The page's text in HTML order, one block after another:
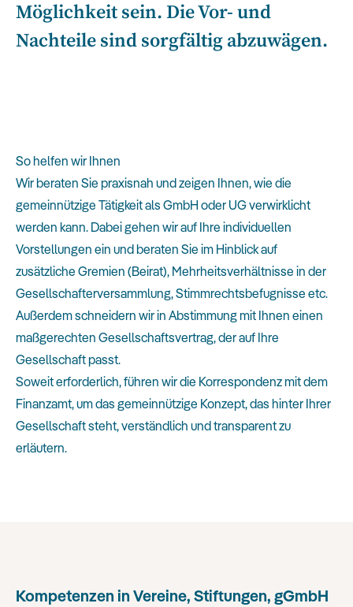
Möglichkeit sein. Die Vor- und
Nachteile sind sorgfältig abzuwägen.
So helfen wir Ihnen
Wir beraten Sie praxisnah und zeigen Ihnen, wie die
gemeinnützige Tätigkeit als GmbH oder UG verwirklicht
werden kann. Dabei gehen wir auf Ihre individuellen
Vorstellungen ein und beraten Sie im Hinblick auf
zusätzliche Gremien (Beirat), Mehrheitsverhältnisse in der
Gesellschafterversammlung, Stimmrechtsbefugnisse etc.
Außerdem schneidern wir in Abstimmung mit Ihnen einen
maßgerechten Gesellschaftsvertrag, der auf Ihre
Gesellschaft passt.
Soweit erforderlich, führen wir die Korrespondenz mit dem
Finanzamt, um das gemeinnützige Konzept, das hinter Ihrer
Gesellschaft steht, verständlich und transparent zu
erläutern.
Kompetenzen in Vereine, Stiftungen, gGmbH